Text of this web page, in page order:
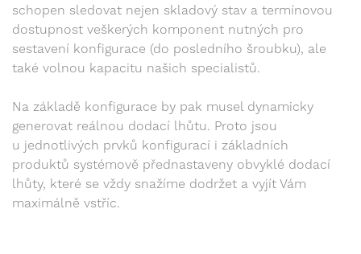
schopen sledovat nejen skladový stav a termínovou
dostupnost veškerých komponent nutných pro
sestavení konfigurace (do posledního šroubku), ale
také volnou kapacitu našich specialistů.
Na základě konfigurace by pak musel dynamicky
generovat reálnou dodací lhůtu. Proto jsou
u jednotlivých prvků konfigurací i základních
produktů systémově přednastaveny obvyklé dodací
lhůty, které se vždy snažíme dodržet a vyjít Vám
maximálně vstříc.